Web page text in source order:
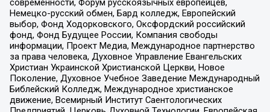
современности, Форум русскоязычных европейцев,
Немецко-русский обмен, Бард колледж, Европейский
выбор, Фонд Ходорковского, Оксфордский российский
фонд, Фонд Будущее России, Компания свободы
информации, Проект Медиа, Международное партнерство
за права человека, Духовное Управление Евангельских
Христиан Украинской Христианской Церкви, Новое
Поколение, Духовное Учебное Заведение Международный
Библейский Колледж, Международное христианское
движение, Всемирный Институт Саентологических